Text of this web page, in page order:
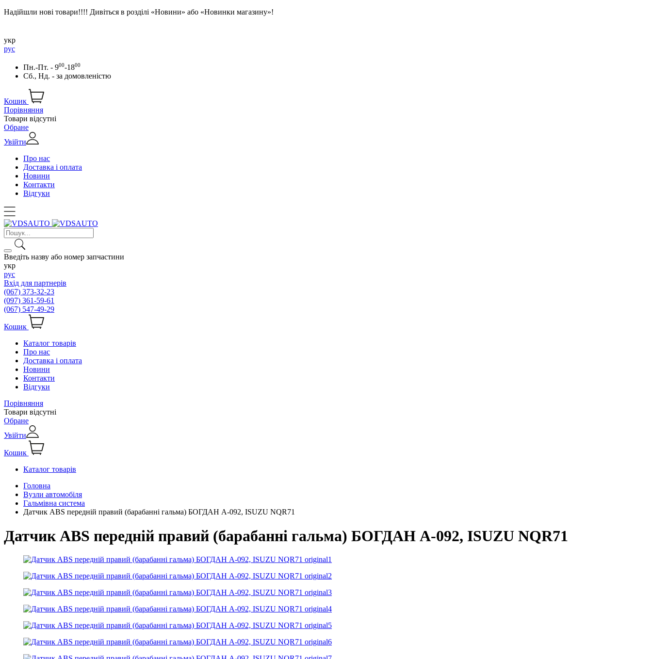
Надійшли нові товари!!!! Дивіться в розділі «Новини» або «Новинки магазину»!
укр
рус
Пн.-Пт. - 900-1800
Сб., Нд. - за домовленістю
Кошик
Порівняння
Товари відсутні
Обране
Увійти
Про нас
Доставка і оплата
Новини
Контакти
Відгуки
Введіть назву або номер запчастини
укр
рус
Вхід для партнерів
(067) 373-32-23
(097) 361-59-61
(067) 547-49-29
Кошик
Каталог товарів
Про нас
Доставка і оплата
Новини
Контакти
Відгуки
Порівняння
Товари відсутні
Обране
Увійти
Кошик
Каталог товарів
Головна
Вузли автомобіля
Гальмівна система
Датчик ABS передній правий (барабанні гальма) БОГДАН А-092, ISUZU NQR71
Датчик ABS передній правий (барабанні гальма) БОГДАН А-092, ISUZU NQR71